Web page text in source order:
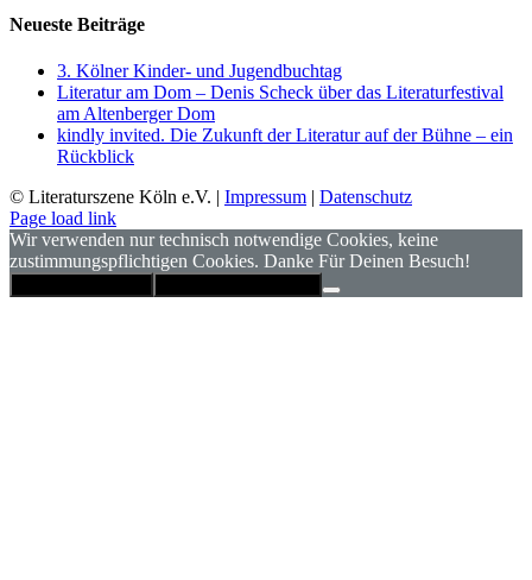
Neueste Beiträge
3. Kölner Kinder- und Jugendbuchtag
Literatur am Dom – Denis Scheck über das Literaturfestival
am Altenberger Dom
kindly invited. Die Zukunft der Literatur auf der Bühne – ein
Rückblick
© Literaturszene Köln e.V. | Impressum | Datenschutz
Page load link
Wir verwenden nur technisch notwendige Cookies, keine
zustimmungspflichtigen Cookies. Danke Für Deinen Besuch!